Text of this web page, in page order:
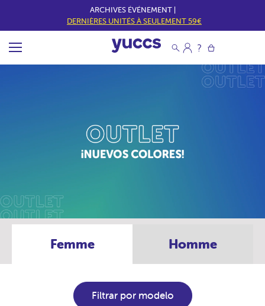
ARCHIVES ÉVÉNEMENT |
DERNIÈRES UNITÉS À SEULEMENT 59€
Femme Homme
Filtrar por modelo